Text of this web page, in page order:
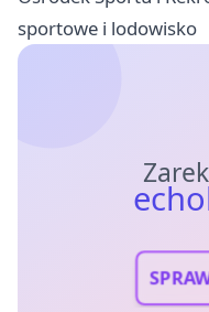
sportowe i lodowisko